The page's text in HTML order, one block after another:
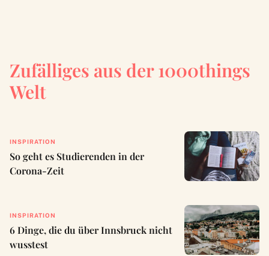
Zufälliges aus der 1000things
Welt
INSPIRATION
So geht es Studierenden in der
Corona-Zeit
INSPIRATION
6 Dinge, die du über Innsbruck nicht
wusstest